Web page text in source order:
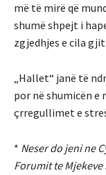
më të mirë që
shumë shpejt i
zgjedhjes e cila
„Hallet“ janë të
por në shumicën e
çrregullimet e
* Neser do jeni ne
Forumit te